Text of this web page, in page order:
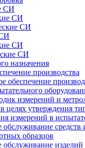
СИ
СИ
СИ
СИ
СИ
назначения
производства
обеспечение
измерений и
утверждения
измерений в
обслуживание средств
образцов
обслуживание